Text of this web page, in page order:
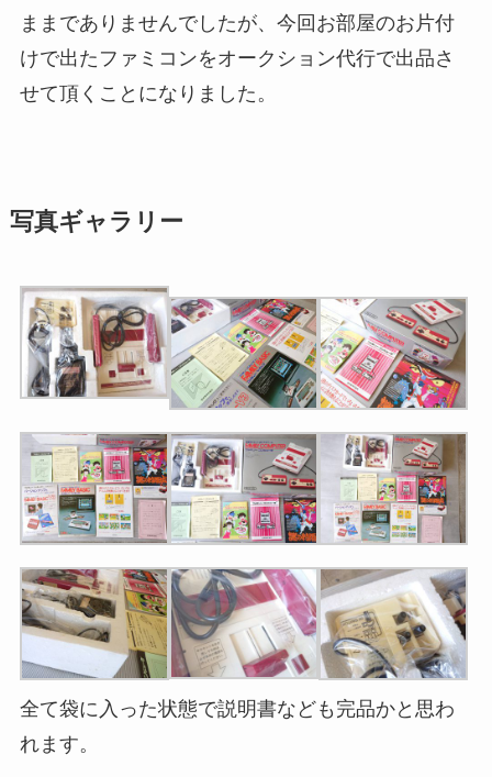
ままでありませんでしたが、今回お部屋のお片付
けで出たファミコンをオークション代行で出品さ
せて頂くことになりました。
写真ギャラリー
全て袋に入った状態で説明書なども完品かと思わ
れます。